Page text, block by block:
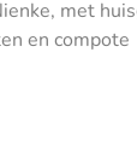
met
en compote